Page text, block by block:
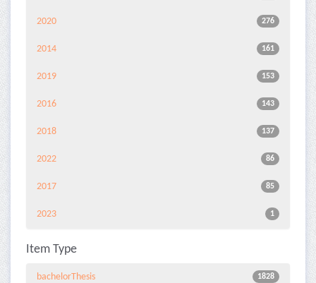
276
2020
161
2014
153
2019
143
2016
137
2018
86
2022
85
2017
1
2023
Item Type
1828
bachelorThesis